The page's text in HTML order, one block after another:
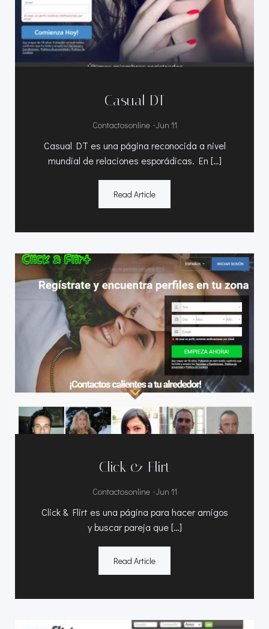
Casual DT
Contactosonline -Jun 11
Casual DT es una página reconocida a nivel
mundial de relaciones esporádicas. En […]
Read Article
Click & Flirt
Contactosonline -Jun 11
Click & Flirt es una página para hacer amigos
y buscar pareja que […]
Read Article